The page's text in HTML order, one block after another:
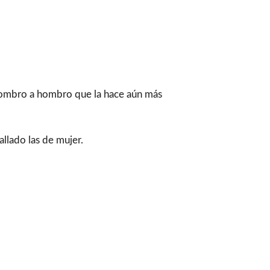
a hombro que la hace aún más
las de mujer.